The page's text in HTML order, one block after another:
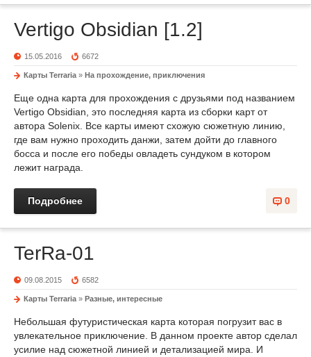
Vertigo Obsidian [1.2]
15.05.2016 6672
Карты Terraria » На прохождение, приключения
Еще одна карта для прохождения с друзьями под названием
Vertigo Obsidian, это последняя карта из сборки карт от
автора Solenix. Все карты имеют схожую сюжетную линию,
где вам нужно проходить данжи, затем дойти до главного
босса и после его победы овладеть сундуком в котором
лежит награда.
0
Подробнее
TerRa-01
09.08.2015 6582
Карты Terraria » Разные, интересные
Небольшая футуристическая карта которая погрузит вас в
увлекательное приключение. В данном проекте автор сделал
усилие над сюжетной линией и детализацией мира. И